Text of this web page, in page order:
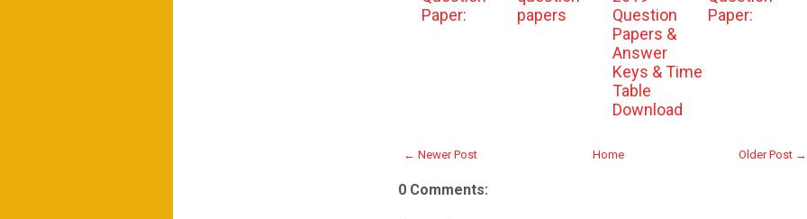
Paper:
papers
Question
Papers &
Answer
Keys & Time
Table
Download
Paper:
← Newer Post Older Post →
Home
0 Comments: